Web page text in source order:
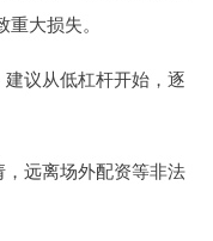
大损失。
议从低杠杆开始，逐
远离场外配资等非法